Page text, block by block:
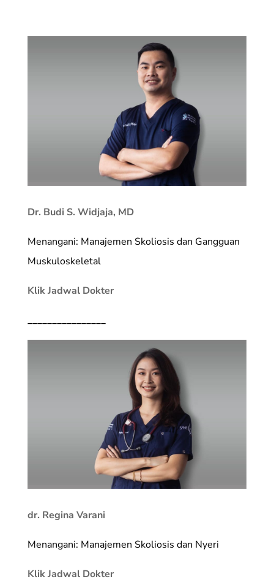
Dr. Budi S. Widjaja, MD
Menangani: Manajemen Skoliosis dan Gangguan
Muskuloskeletal
Klik Jadwal Dokter
________________
dr. Regina Varani
Menangani: Manajemen Skoliosis dan Nyeri
Klik Jadwal Dokter